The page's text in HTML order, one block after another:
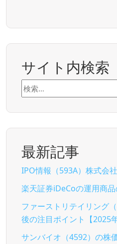
サイト内検索
検
索:
最新記事
IPO情報（593A）株式会
楽天証券iDeCoの運用商
ファーストリテイリング
後の注目ポイント【2025
サンバイオ（4592）の株